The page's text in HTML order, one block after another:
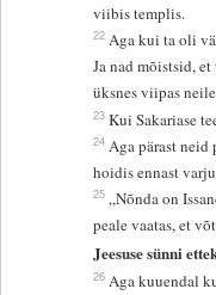
viibis templis.
22 Aga kui ta oli
Ja nad mõistsid,
üksnes viipas
23 Kui Sakariase
24 Aga pärast
hoidis ennast
25 „Nõnda on
peale vaatas, et
Jeesuse sünni
26 Aga kuuendal